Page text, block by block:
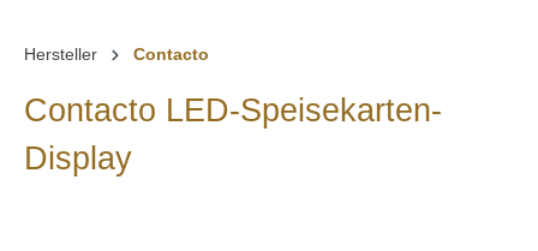
Hersteller Contacto
Contacto LED-Speisekarten-
Display